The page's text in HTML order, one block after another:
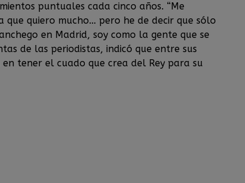
puntuales cada cinco años. “Me
quiero mucho… pero he de decir que sólo
en Madrid, soy como la gente que se
de las periodistas, indicó que entre sus
tener el cuado que crea del Rey para su